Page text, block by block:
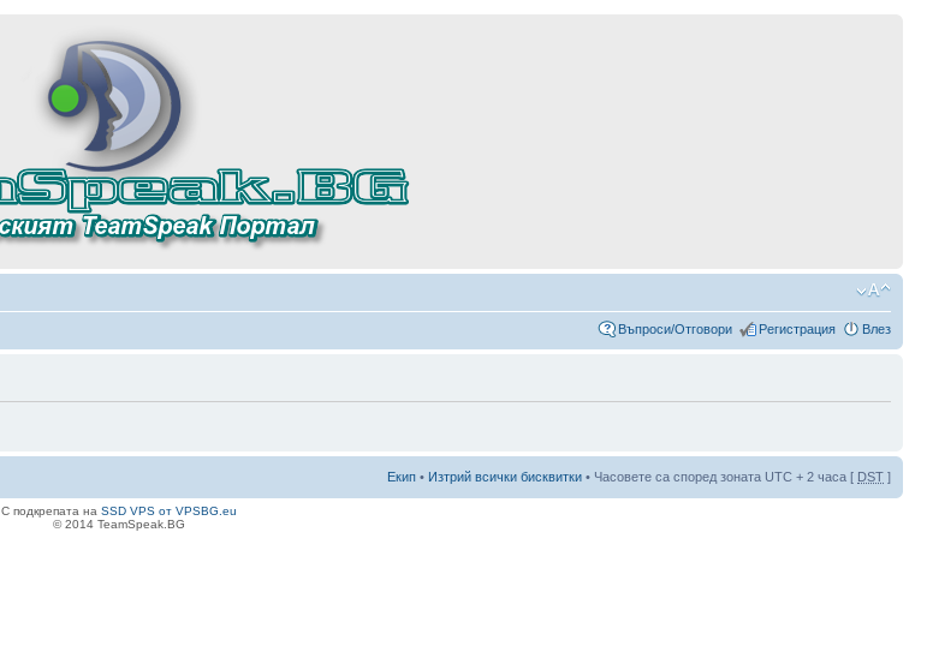
Въпроси/Отговори Регистрация Влез
Екип • Изтрий всички бисквитки • Часовете са според зоната UTC + 2 часа [ DST ]
С подкрепата на SSD VPS от VPSBG.eu
© 2014 TeamSpeak.BG